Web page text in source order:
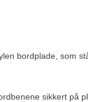
bordplade, som
sikkert på